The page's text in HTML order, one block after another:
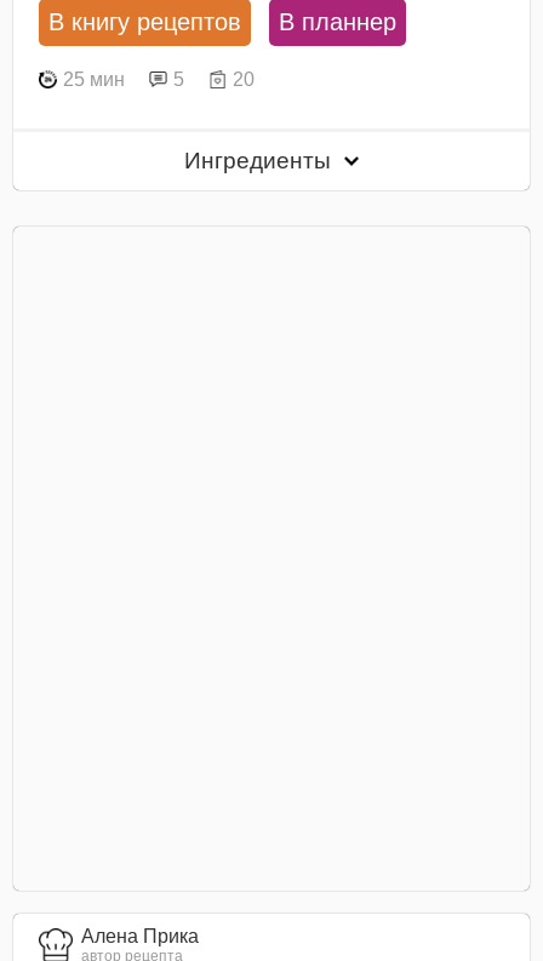
В книгу рецептов В планнер
25 мин 5 20
Ингредиенты
Алена Прика
автор рецепта